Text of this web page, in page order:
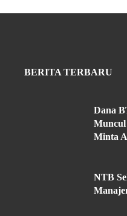
BERITA TERBARU
Dana
Minta
NTB